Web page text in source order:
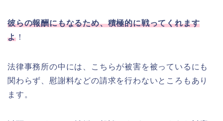
彼らの報酬にもなるため、積極的に戦ってくれます
よ！
法律事務所の中には、こちらが被害を被っているにも
関わらず、慰謝料などの請求を行わないところもあり
ます。